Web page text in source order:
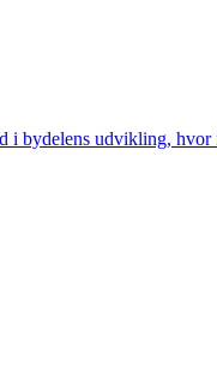
i bydelens udvikling,